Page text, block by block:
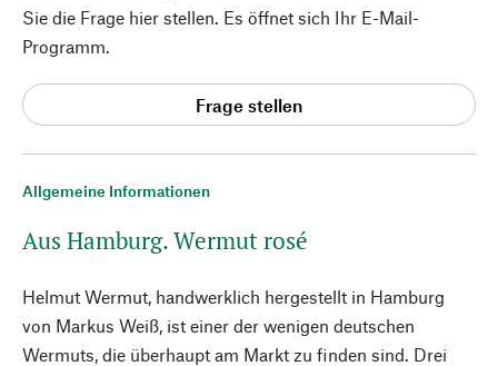
Allgemeine Informationen
Aus Hamburg. Wermut rosé
Helmut Wermut, handwerklich hergestellt in Hamburg
von Markus Weiß, ist einer der wenigen deutschen
Wermuts, die überhaupt am Markt zu finden sind. Drei
Sie die Frage hier stellen. Es öffnet sich Ihr E-Mail-
Programm.
Frage stellen